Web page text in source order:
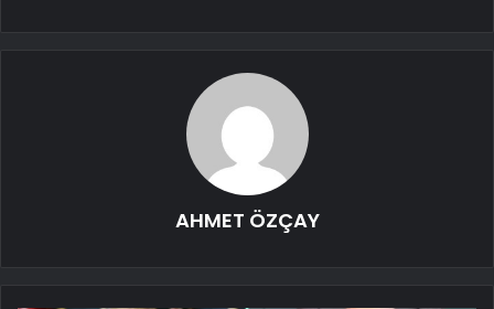
AHMET ÖZÇAY